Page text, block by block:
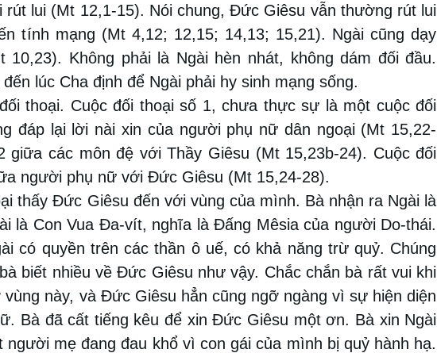
rút lui (Mt 12,1-15). Nói chung, Đức Giêsu vẫn thường rút lui
tính mạng (Mt 4,12; 12,15; 14,13; 15,21). Ngài cũng dạy
Không phải là Ngài hèn nhát, không dám đối đầu.
lúc Cha định để Ngài phải hy sinh mạng sống.
thoại. Cuộc đối thoại số 1, chưa thực sự là một cuộc đối
đáp lại lời nài xin của người phụ nữ dân ngoại (Mt 15,22-
giữa các môn đệ với Thầy Giêsu (Mt 15,23b-24). Cuộc đối
người phụ nữ với Đức Giêsu (Mt 15,24-28).
thấy Đức Giêsu đến với vùng của mình. Bà nhận ra Ngài là
là Con Vua Đa-vít, nghĩa là Đấng Mêsia của người Do-thái.
có quyền trên các thần ô uế, có khả năng trừ quỷ. Chúng
biết nhiều về Đức Giêsu như vậy. Chắc chắn bà rất vui khi
này, và Đức Giêsu hẳn cũng ngỡ ngàng vì sự hiện diện
Bà đã cất tiếng kêu để xin Đức Giêsu một ơn. Bà xin Ngài
mẹ đang đau khổ vì con gái của mình bị quỷ hành hạ.